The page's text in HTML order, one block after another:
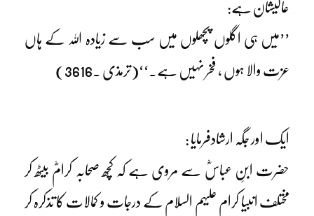
عالیشان ہے:
’’میں ہی اگلوں پچھلوں میں سب سے زیادہ اللہ کے ہاں
عزت والا ہوں ، فخر نہیں ہے۔‘‘(ترمذی ۔3616)
ایک اور جگہ ارشادفرمایا :
حضرت ابنِ عباسؓ سے مروی ہے کہ کچھ صحابہ کرامؓ بیٹھ کر
مختلف انبیا کرام علیہم السلام کے درجات و کمالات کا تذکرہ کر